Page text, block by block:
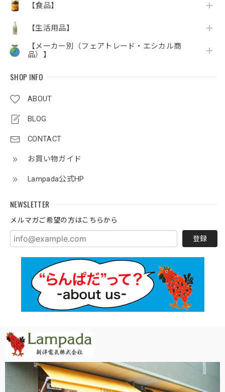
【食品】
【生活用品】
【メーカー別（フェアトレード・エシカル商
品）】
SHOP INFO
ABOUT
BLOG
CONTACT
お買い物ガイド
Lampada公式HP
NEWSLETTER
メルマガご希望の方はこちらから
登録